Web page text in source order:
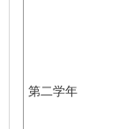
第二学年